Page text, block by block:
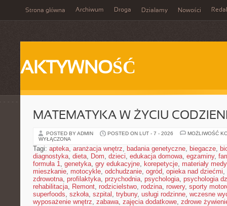
Strona główna Archiwum Droga Działamy Nowości
AKTYWNOŚĆ
MATEMATYKA W ŻYCIU
POSTED BY ADMIN POSTED ON LUT - 7 - 2026
MOŻLIWOŚĆ
WYŁĄCZONA
Tagi: apteka, aranżacja wnętrz, badania genetyczne, biegacze,
diagnostyka, dieta, Dom, dzieci, edukacja domowa, egzaminy,
formuła 1, genetyka, gry edukacyjne, korepetycje, materiały
mieszkanie, motocykle, odchudzanie, ogród, opieka nad dziećmi,
zdrowotna, profilaktyka, przychodnia, psychologia, psychologia
rehabilitacja, Remont, rodzicielstwo, rodzina, rowery, sporty
superfoods, szkoła, szpital , trybuny, usługi rodzinne, wczesne
wyposażenie wnętrz, zabawa, zajęcia dodatkowe, zdrowe